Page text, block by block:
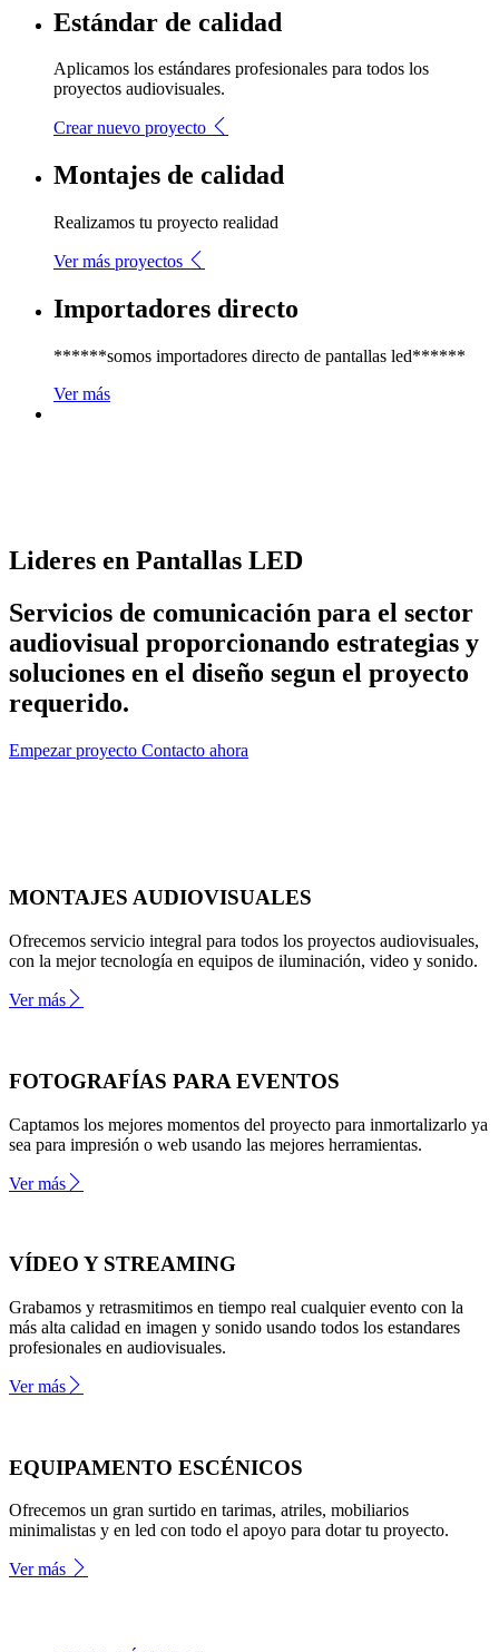
Estándar de calidad
Aplicamos los estándares profesionales para todos los
proyectos audiovisuales.
Crear nuevo proyecto
Montajes de calidad
Realizamos tu proyecto realidad
Ver más proyectos
Importadores directo
******somos importadores directo de pantallas led******
Ver más
Lideres en Pantallas LED
Servicios de comunicación para el sector
audiovisual proporcionando estrategias y
soluciones en el diseño segun el proyecto
requerido.
Empezar proyecto Contacto ahora
MONTAJES AUDIOVISUALES
Ofrecemos servicio integral para todos los proyectos audiovisuales,
con la mejor tecnología en equipos de iluminación, video y sonido.
Ver más
FOTOGRAFÍAS PARA EVENTOS
Captamos los mejores momentos del proyecto para inmortalizarlo ya
sea para impresión o web usando las mejores herramientas.
Ver más
VÍDEO Y STREAMING
Grabamos y retrasmitimos en tiempo real cualquier evento con la
más alta calidad en imagen y sonido usando todos los estandares
profesionales en audiovisuales.
Ver más
EQUIPAMENTO ESCÉNICOS
Ofrecemos un gran surtido en tarimas, atriles, mobiliarios
minimalistas y en led con todo el apoyo para dotar tu proyecto.
Ver más